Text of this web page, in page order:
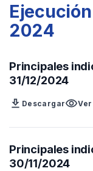
2024
Principales
31/12/2024
download Descargarvisibility
Principales
30/11/2024